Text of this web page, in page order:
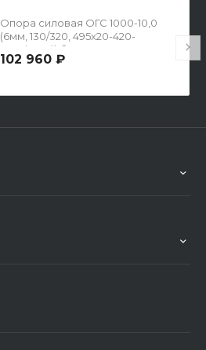
Опора силовая ОГС 1000-10,0
(6мм, 130/320, 495х20-420-
8х35(М30)) без лючка
102 960 ₽